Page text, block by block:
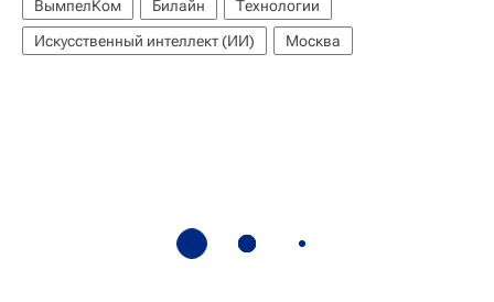
ВымпелКом Билайн
Технологии
Искусственный интеллект (ИИ)
Москва